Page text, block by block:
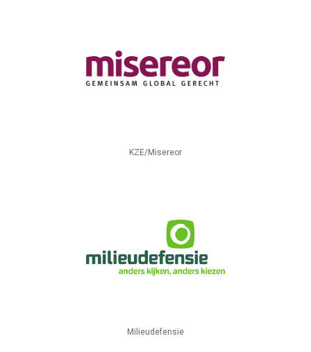
KZE/Misereor
Milieudefensie